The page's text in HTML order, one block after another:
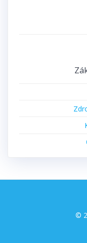
©